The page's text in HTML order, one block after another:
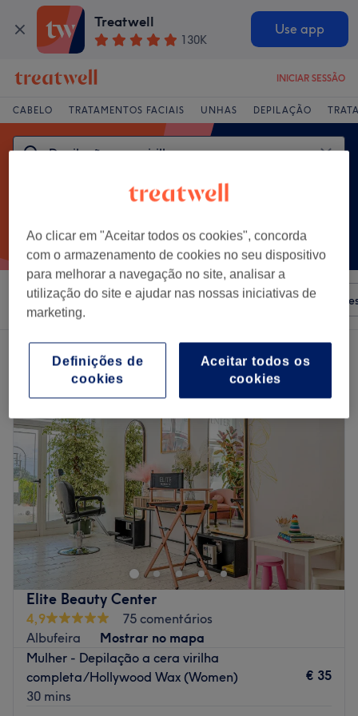
Treatwell
130K
Use app
INICIAR SESSÃO
CABELO TRATAMENTOS FACIAIS UNHAS DEPILAÇÃO
Ordenar por Qualquer preço Salões Ofertas
Elite Beauty Center
4,9
75 comentários
Albufeira
Mostrar no mapa
Mulher - Depilação a cera virilha
completa/Hollywood Wax (Women)
30 mins
€ 35
Ao clicar em "Aceitar todos os cookies", concorda
com o armazenamento de cookies no seu dispositivo
para melhorar a navegação no site, analisar a
utilização do site e ajudar nas nossas iniciativas de
marketing.
Aceitar todos os
cookies
Definições de
cookies